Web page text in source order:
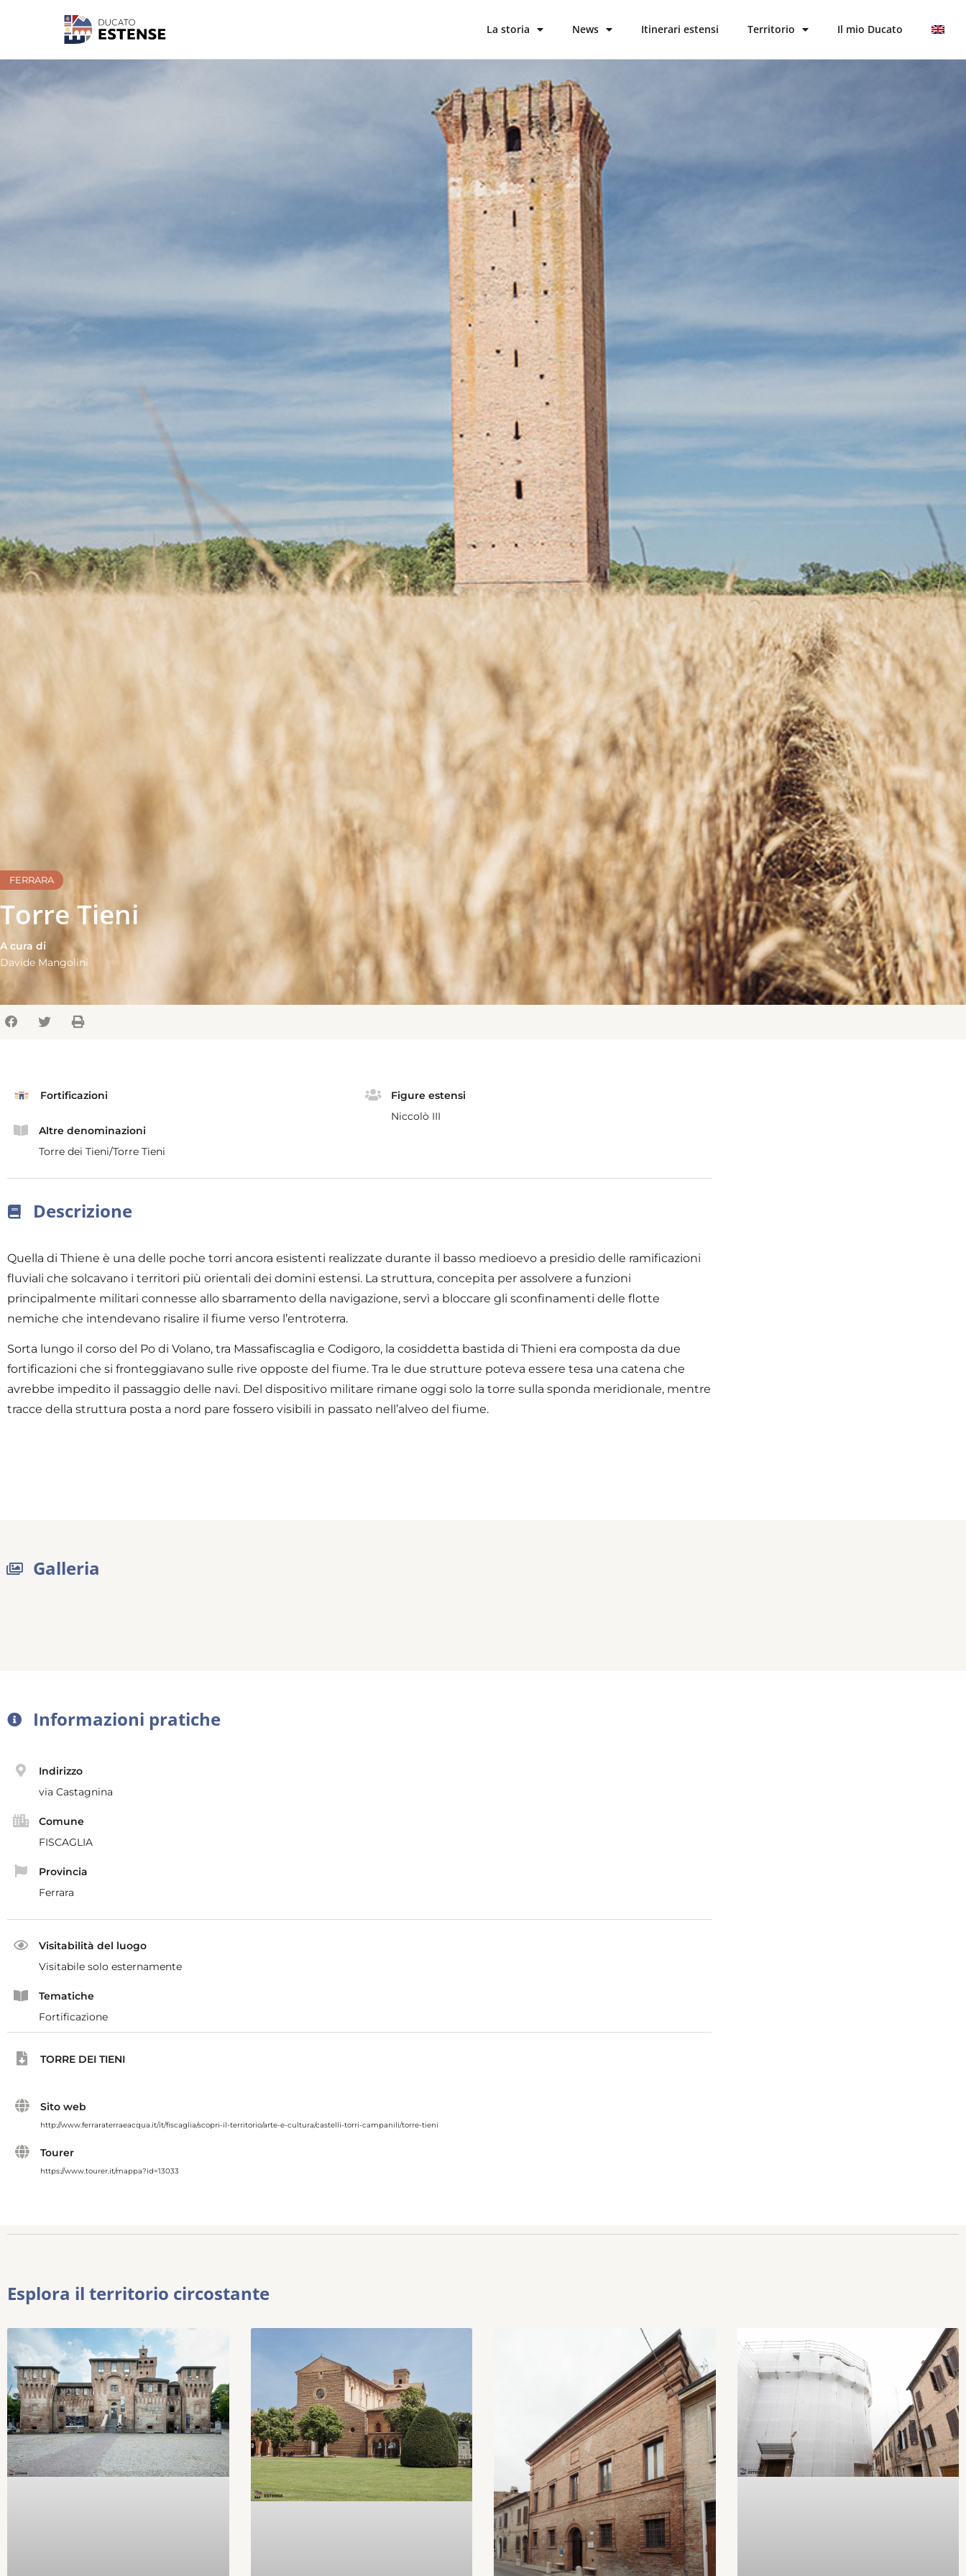
La storia News Itinerari estensi Territorio Il mio Ducato
FERRARA
Torre Tieni
A cura di
Davide Mangolini
Fortificazioni
Altre denominazioni
Torre dei Tieni/Torre Tieni
Figure estensi
Niccolò III
Descrizione
Quella di Thiene è una delle poche torri ancora esistenti realizzate durante il basso medioevo a presidio delle ramificazioni
fluviali che solcavano i territori più orientali dei domini estensi. La struttura, concepita per assolvere a funzioni
principalmente militari connesse allo sbarramento della navigazione, servì a bloccare gli sconfinamenti delle flotte
nemiche che intendevano risalire il fiume verso l’entroterra.
Sorta lungo il corso del Po di Volano, tra Massafiscaglia e Codigoro, la cosiddetta bastida di Thieni era composta da due
fortificazioni che si fronteggiavano sulle rive opposte del fiume. Tra le due strutture poteva essere tesa una catena che
avrebbe impedito il passaggio delle navi. Del dispositivo militare rimane oggi solo la torre sulla sponda meridionale, mentre
tracce della struttura posta a nord pare fossero visibili in passato nell’alveo del fiume.
Galleria
Informazioni pratiche
Indirizzo
via Castagnina
Comune
FISCAGLIA
Provincia
Ferrara
Visitabilità del luogo
Visitabile solo esternamente
Tematiche
Fortificazione
TORRE DEI TIENI
Sito web
http://www.ferraraterraeacqua.it/it/fiscaglia/scopri-il-territorio/arte-e-cultura/castelli-torri-campanili/torre-tieni
Tourer
https://www.tourer.it/mappa?id=13033
Esplora il territorio circostante